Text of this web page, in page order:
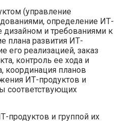
(управление
определение ИТ-
дизайном и требованиями к
плана развития ИТ-
его реализацией, заказ
контроль ее хода и
координация планов
ИТ-продуктов и
соответствующих
продуктов и группой их